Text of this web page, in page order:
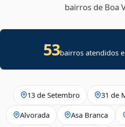
bairros de Boa
53bairros atendidos
13 de Setembro 31 de
Alvorada Asa Branca